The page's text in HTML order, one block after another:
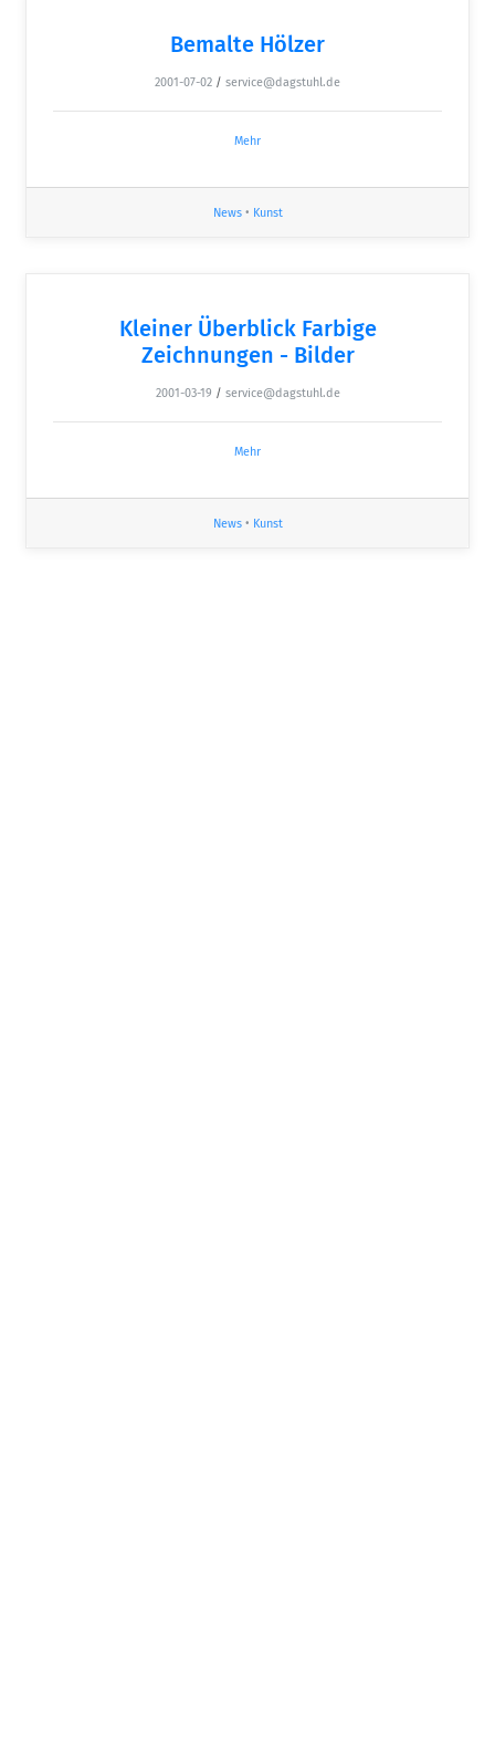
Bemalte Hölzer
2001-07-02 / service@dagstuhl.de
Mehr
News• Kunst
Kleiner Überblick Farbige
Zeichnungen - Bilder
2001-03-19 / service@dagstuhl.de
Mehr
News• Kunst